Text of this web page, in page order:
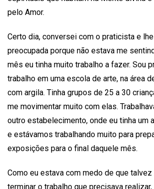
pelo Amor.
Certo dia, conversei com o praticista e
preocupada porque não estava me
mês eu tinha muito trabalho a fazer. Sou
trabalho em uma escola de arte, na área
com argila. Tinha grupos de 25 a 30
me movimentar muito com elas.
outro estabelecimento, onde eu tinha um
e estávamos trabalhando muito para
exposições para o final daquele mês.
Como eu estava com medo de que
terminar o trabalho que precisava